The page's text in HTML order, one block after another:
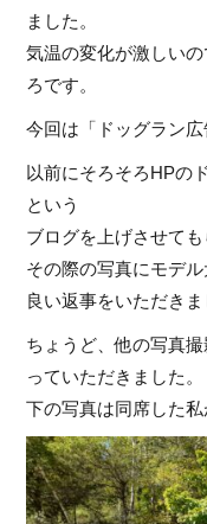
ました。
気温の変化が激しい
ろです。
今回は「ドッグラン広
以前にそろそろHPの
という
ブログを上げさせても
その際の写真にモデ
良い返事をいただきま
ちょうど、他の写真
っていただきました。
下の写真は同席した私